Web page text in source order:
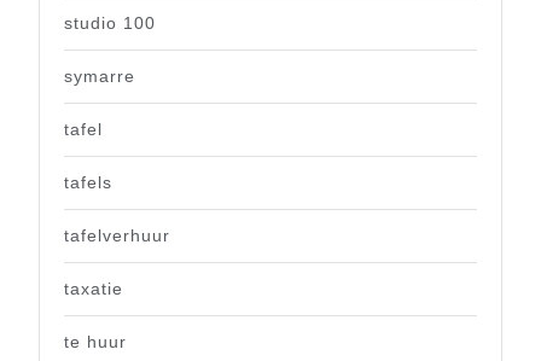
studio 100
symarre
tafel
tafels
tafelverhuur
taxatie
te huur